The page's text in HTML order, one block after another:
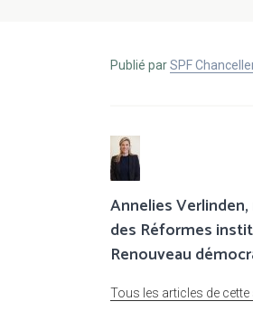
Publié parSPF
Annelies
des Réformes
Renouveau
Tous les articles de